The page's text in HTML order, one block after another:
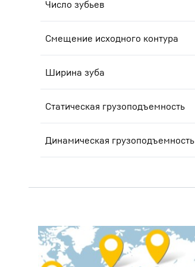
Число зубьев
Смещение исходного контура
Ширина зуба
Статическая грузоподъемность
Динамическая грузоподъемность